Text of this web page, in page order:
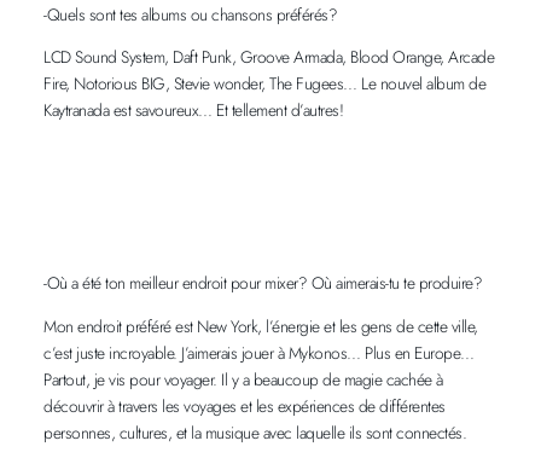
-Quels sont tes albums ou chansons préférés?
LCD Sound System, Daft Punk, Groove Armada, Blood Orange, Arcade
Fire, Notorious BIG, Stevie wonder, The Fugees… Le nouvel album de
Kaytranada est savoureux… Et tellement d’autres!
-Où a été ton meilleur endroit pour mixer? Où aimerais-tu te produire?
Mon endroit préféré est New York, l’énergie et les gens de cette ville,
c’est juste incroyable. J’aimerais jouer à Mykonos… Plus en Europe…
Partout, je vis pour voyager. Il y a beaucoup de magie cachée à
découvrir à travers les voyages et les expériences de différentes
personnes, cultures, et la musique avec laquelle ils sont connectés.